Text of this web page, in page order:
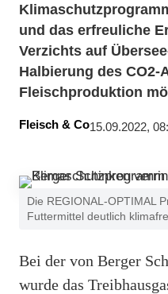
und das erfreuliche
Verzichts auf
Halbierung des CO2-
Fleischproduktion
Fleisch & Co15.09.2022,
Die REGIONAL-OPTIMAL
Futtermittel deutlich
Bei der von Berger
wurde das